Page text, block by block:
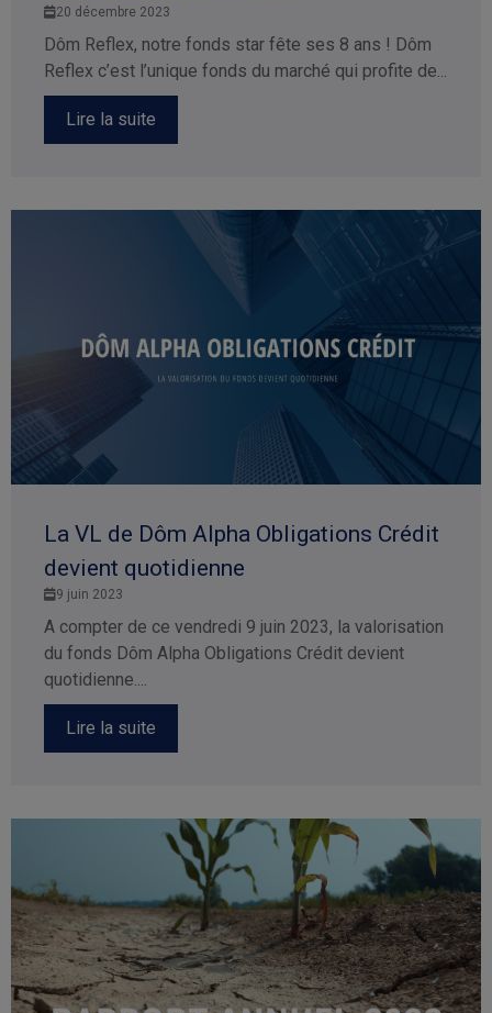
20 décembre 2023
Dôm Reflex, notre fonds star fête ses 8 ans ! Dôm
Reflex c’est l’unique fonds du marché qui profite de...
Lire la suite
La VL de Dôm Alpha Obligations Crédit
devient quotidienne
9 juin 2023
A compter de ce vendredi 9 juin 2023, la valorisation
du fonds Dôm Alpha Obligations Crédit devient
quotidienne....
Lire la suite